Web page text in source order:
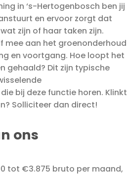
in ‘s-Hertogenbosch ben jij
en ervoor zorgt dat
zijn of haar taken zijn.
mee aan het groenonderhoud
en voortgang. Hoe loopt het
gehaald? Dit zijn typische
bij deze functie horen. Klinkt
Solliciteer dan direct!
ons
tot €3.875 bruto per maand,